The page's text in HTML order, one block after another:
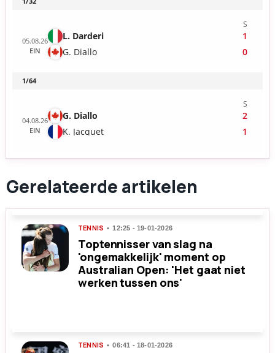
Gerelateerde artikelen
TENNIS 12:25 - 19-01-2026
Toptennisser van slag na
'ongemakkelijk' moment op
Australian Open: 'Het gaat niet
werken tussen ons'
TENNIS 06:41 - 18-01-2026